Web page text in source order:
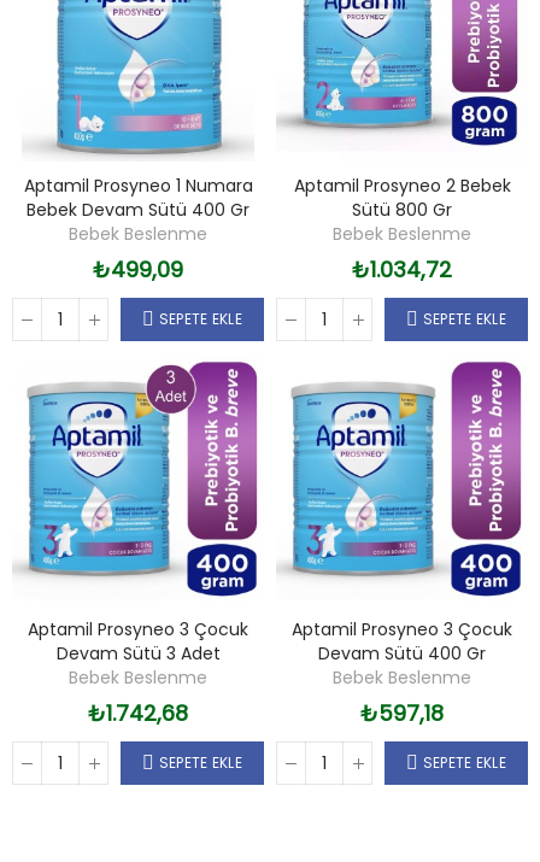
Aptamil Prosyneo 1 Numara
Bebek Devam Sütü 400 Gr
Bebek Beslenme
₺499,09
SEPETE EKLE
Aptamil Prosyneo 2 Bebek
Sütü 800 Gr
Bebek Beslenme
₺1.034,72
SEPETE EKLE
Aptamil Prosyneo 3 Çocuk
Devam Sütü 3 Adet
Bebek Beslenme
₺1.742,68
SEPETE EKLE
Aptamil Prosyneo 3 Çocuk
Devam Sütü 400 Gr
Bebek Beslenme
₺597,18
SEPETE EKLE